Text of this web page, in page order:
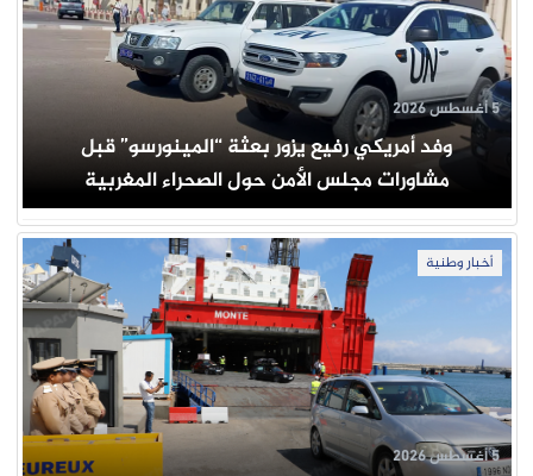
وفد أمريكي رفيع يزور بعثة “المينورسو” قبل
مشاورات مجلس الأمن حول الصحراء المغربية
5 أغسطس 2026
أخبار وطنية
5 أغسطس 2026